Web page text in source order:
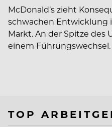
McDonald’s zieht
schwachen Entwicklung
Markt. An der Spitze des
einem Führungswechsel.
TOP